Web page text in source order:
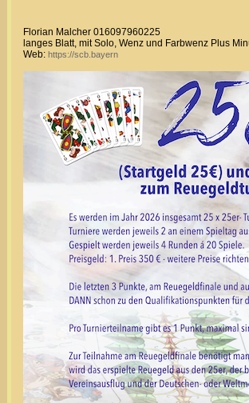
Florian Malcher 016097960225
langes Blatt, mit Solo, Wenz und Farbwenz Plus
Web: https://scb.bayern